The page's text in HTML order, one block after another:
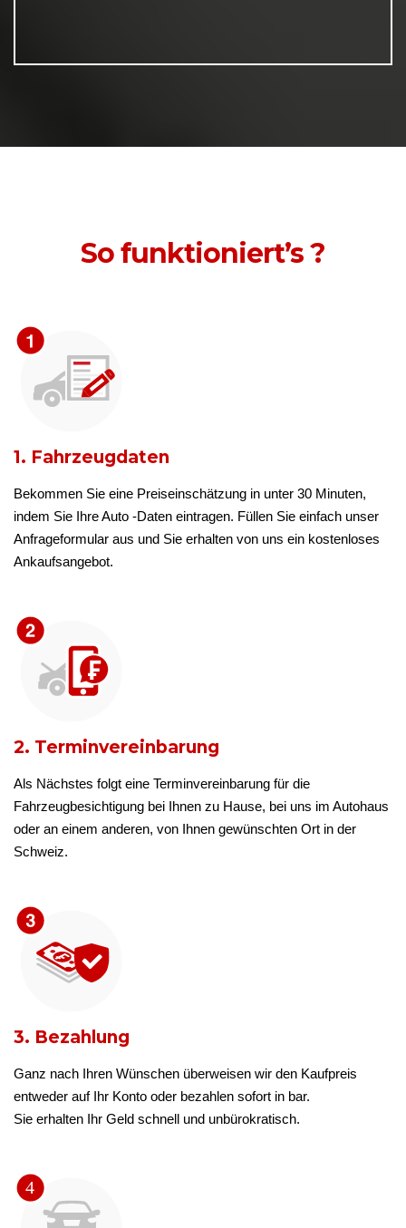
So funktioniert’s ?
1. Fahrzeugdaten
Bekommen Sie eine Preiseinschätzung in unter 30 Minuten,
indem Sie Ihre Auto -Daten eintragen. Füllen Sie einfach unser
Anfrageformular aus und Sie erhalten von uns ein kostenloses
Ankaufsangebot.
2. Terminvereinbarung
Als Nächstes folgt eine Terminvereinbarung für die
Fahrzeugbesichtigung bei Ihnen zu Hause, bei uns im Autohaus
oder an einem anderen, von Ihnen gewünschten Ort in der
Schweiz.
3. Bezahlung
Ganz nach Ihren Wünschen überweisen wir den Kaufpreis
entweder auf Ihr Konto oder bezahlen sofort in bar.
Sie erhalten Ihr Geld schnell und unbürokratisch.